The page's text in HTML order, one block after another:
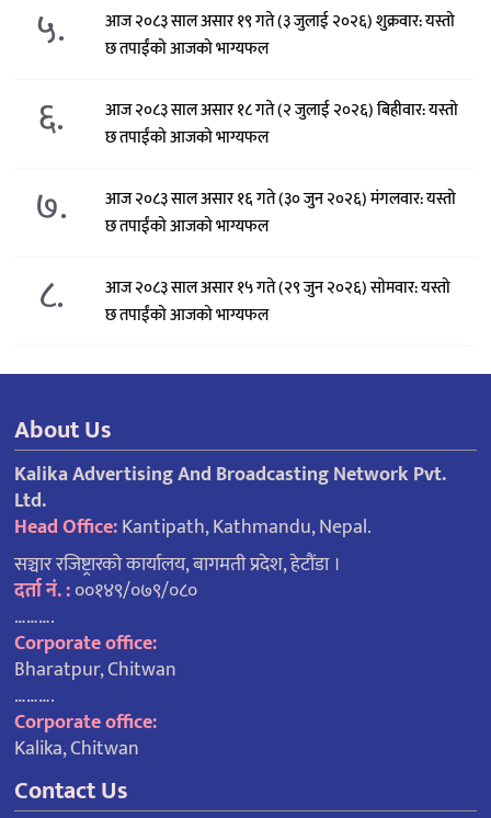
५.
आज २०८३ साल असार १९ गते (३ जुलाई २०२६) शुक्रवार: यस्तो
छ तपाईंको आजको भाग्यफल
६.
आज २०८३ साल असार १८ गते (२ जुलाई २०२६) बिहीवार: यस्तो
छ तपाईंको आजको भाग्यफल
७.
आज २०८३ साल असार १६ गते (३० जुन २०२६) मंगलवार: यस्तो
छ तपाईंको आजको भाग्यफल
८.
आज २०८३ साल असार १५ गते (२९ जुन २०२६) साेमवार: यस्तो
छ तपाईंको आजको भाग्यफल
About Us
Kalika Advertising And Broadcasting Network Pvt.
Ltd.
Head Office:Kantipath, Kathmandu, Nepal.
सञ्चार रजिष्ट्रारको कार्यालय, बागमती प्रदेश, हेटौंडा ।
दर्ता नं. :००१४९/०७९/०८०
……….
Corporate office:
Bharatpur, Chitwan
……….
Corporate office:
Kalika, Chitwan
Contact Us